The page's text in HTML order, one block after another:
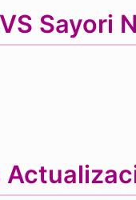
Sayori